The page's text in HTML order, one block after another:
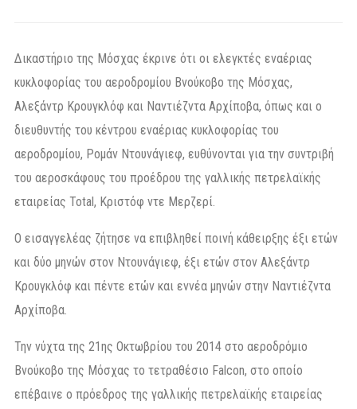
Δικαστήριο της Μόσχας έκρινε ότι οι ελεγκτές εναέριας
κυκλοφορίας του αεροδρομίου Βνούκοβο της Μόσχας,
Αλεξάντρ Κρουγκλόφ και Ναντιέζντα Αρχίποβα, όπως και ο
διευθυντής του κέντρου εναέριας κυκλοφορίας του
αεροδρομίου, Ρομάν Ντουνάγιεφ, ευθύνονται για την συντριβή
του αεροσκάφους του προέδρου της γαλλικής πετρελαϊκής
εταιρείας Total, Κριστόφ ντε Μερζερί.
Ο εισαγγελέας ζήτησε να επιβληθεί ποινή κάθειρξης έξι ετών
και δύο μηνών στον Ντουνάγιεφ, έξι ετών στον Αλεξάντρ
Κρουγκλόφ και πέντε ετών και εννέα μηνών στην Ναντιέζντα
Αρχίποβα.
Την νύχτα της 21ης Οκτωβρίου του 2014 στο αεροδρόμιο
Βνούκοβο της Μόσχας το τετραθέσιο Falcon, στο οποίο
επέβαινε ο πρόεδρος της γαλλικής πετρελαϊκής εταιρείας